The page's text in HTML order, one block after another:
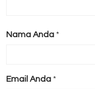
Nama Anda *
Email Anda *